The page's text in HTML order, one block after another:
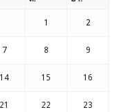
1 2
7 8 9
14 15 16
21 22 23